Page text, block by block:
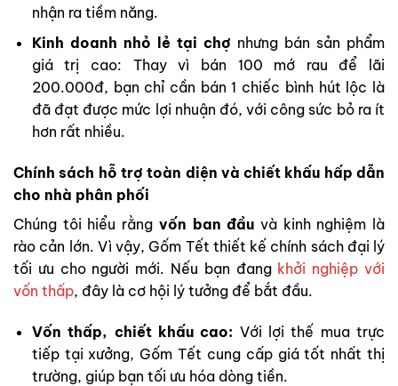
nhận ra tiềm năng.
Kinh doanh nhỏ lẻ tại chợ nhưng bán sản phẩm
giá trị cao: Thay vì bán 100 mớ rau để lãi
200.000đ, bạn chỉ cần bán 1 chiếc bình hút lộc là
đã đạt được mức lợi nhuận đó, với công sức bỏ ra ít
hơn rất nhiều.
Chính sách hỗ trợ toàn diện và chiết khấu hấp dẫn
cho nhà phân phối
Chúng tôi hiểu rằng vốn ban đầu và kinh nghiệm là
rào cản lớn. Vì vậy, Gốm Tết thiết kế chính sách đại lý
tối ưu cho người mới. Nếu bạn đang khởi nghiệp với
vốn thấp, đây là cơ hội lý tưởng để bắt đầu.
Vốn thấp, chiết khấu cao: Với lợi thế mua trực
tiếp tại xưởng, Gốm Tết cung cấp giá tốt nhất thị
trường, giúp bạn tối ưu hóa dòng tiền.